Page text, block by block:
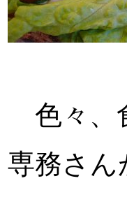
色々、
専務さん